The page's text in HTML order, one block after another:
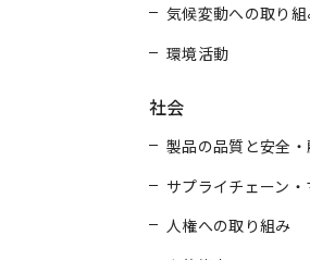
気候変動への取り
環境活動
社会
製品の品質と安全
サプライチェーン・
人権への取り組み